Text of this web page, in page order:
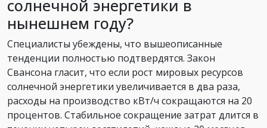
солнечной энергетики в
нынешнем году?
Специалисты убеждены, что вышеописанные
тенденции полностью подтвердятся. Закон
Свансона гласит, что если рост мировых ресурсов
солнечной энергетики увеличивается в два раза,
расходы на производство кВт/ч сокращаются на 20
процентов. Стабильное сокращение затрат длится в